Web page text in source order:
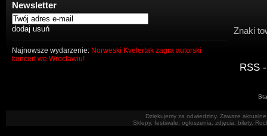
Newsletter
Najnowsze wydarzenie: Norweski Kvelertak zagra autorski
koncert we Wrocławiu!
Znaki
RSS
Dziękujemy za odwiedziny. Zawsze
Sklepy, festiwale, ogłoszenia, zdjęcia, bilety.